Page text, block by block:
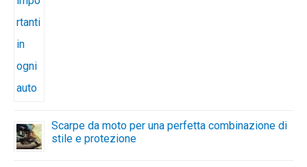
Scarpe da moto per una perfetta combinazione di
stile e protezione